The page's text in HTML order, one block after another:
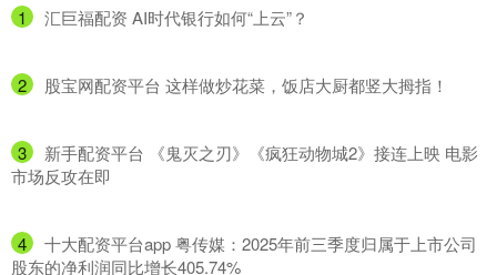
1 ​汇巨福配资 AI时代银行如何“上云”？
2 ​股宝网配资平台 这样做炒花菜，饭店大厨都竖大拇指！
3
​新手配资平台 《鬼灭之刃》《疯狂动物城2》接连上映 电影
市场反攻在即
4
​十大配资平台app 粤传媒：2025年前三季度归属于上市公司
股东的净利润同比增长405.74%